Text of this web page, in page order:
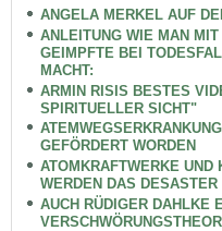
ANGELA MERKEL AUF
ANLEITUNG WIE MAN
GEIMPFTE BEI
MACHT:
ARMIN RISIS BESTES
SPIRITUELLER SICHT"
GEFÖRDERT WORDEN
ATOMKRAFTWERKE
WERDEN DAS
AUCH RÜDIGER DAHLKE